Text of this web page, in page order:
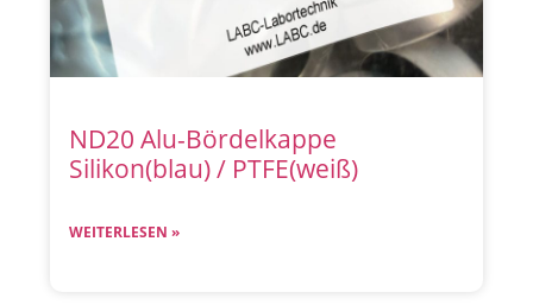
ND20 Alu-Bördelkappe
Silikon(blau) / PTFE(weiß)
WEITERLESEN »